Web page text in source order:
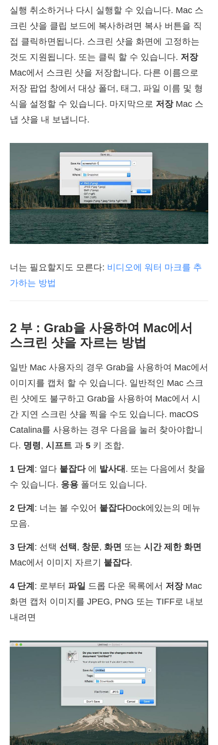
실행 취소하거나 다시 실행할 수 있습니다. Mac 스
크린 샷을 클립 보드에 복사하려면 복사 버튼을 직
접 클릭하면됩니다. 스크린 샷을 화면에 고정하는
것도 지원됩니다. 또는 클릭 할 수 있습니다. 저장
Mac에서 스크린 샷을 저장합니다. 다른 이름으로
저장 팝업 창에서 대상 폴더, 태그, 파일 이름 및 형
식을 설정할 수 있습니다. 마지막으로 저장Mac 스
냅 샷을 내 보냅니다.
너는 필요할지도 모른다: 비디오에 워터 마크를 추
가하는 방법
2 부 : Grab을 사용하여 Mac에서
스크린 샷을 자르는 방법
일반 Mac 사용자의 경우 Grab을 사용하여 Mac에서
이미지를 캡처 할 수 있습니다. 일반적인 Mac 스크
린 샷에도 불구하고 Grab을 사용하여 Mac에서 시
간 지연 스크린 샷을 찍을 수도 있습니다. macOS
Catalina를 사용하는 경우 다음을 눌러 찾아야합니
다. 명령, 시프트 과 5 키 조합.
1 단계 : 열다 붙잡다에 발사대 . 또는 다음에서 찾을
수 있습니다. 응용 폴더도 있습니다.
2 단계 : 너는 볼 수있어 붙잡다Dock에있는의 메뉴
모음.
3 단계 : 선택 선택, 창문, 화면 또는 시간 제한 화면
Mac에서 이미지 자르기 붙잡다.
4 단계 : 로부터 파일 드롭 다운 목록에서 저장Mac
화면 캡처 이미지를 JPEG, PNG 또는 TIFF로 내보
내려면